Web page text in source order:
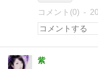
コメント(0)
紫